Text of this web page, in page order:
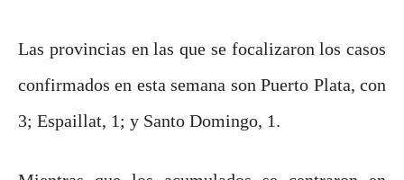
Las provincias en las que se focalizaron los casos
confirmados en esta semana son Puerto Plata, con
3; Espaillat, 1; y Santo Domingo, 1.